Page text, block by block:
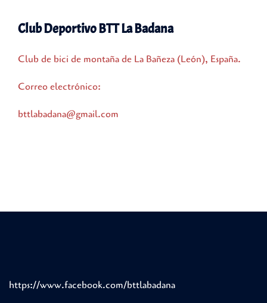
Club Deportivo BTT La Badana
Club de bici de montaña de La Bañeza (León), España.
Correo electrónico:
bttlabadana@gmail.com
https://www.facebook.com/bttlabadana